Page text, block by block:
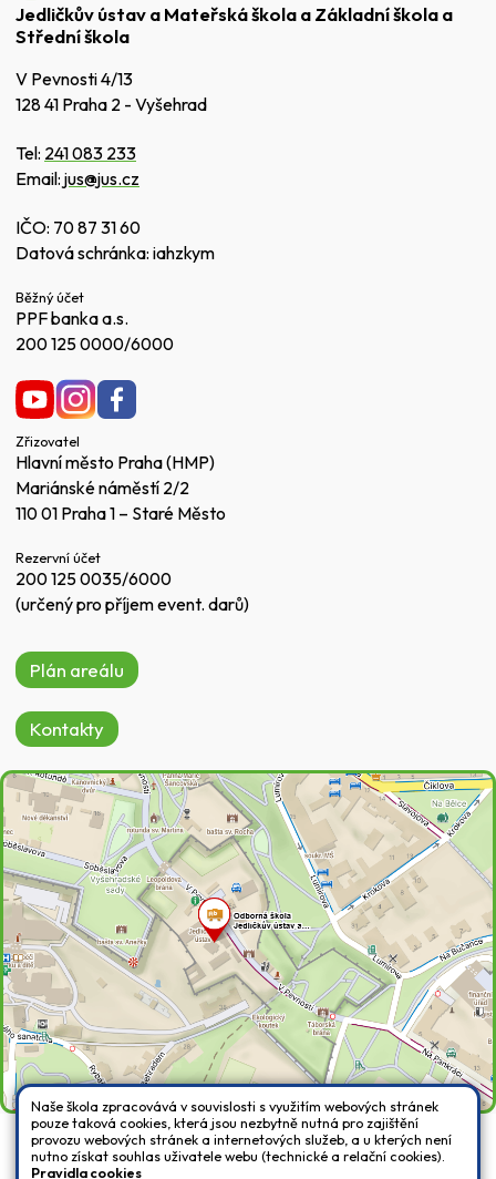
Jedličkův ústav a Mateřská škola a Základní škola a
Střední škola
V Pevnosti 4/13
128 41 Praha 2 - Vyšehrad
Tel: 241 083 233
Email: jus@jus.cz
IČO: 70 87 31 60
Datová schránka: iahzkym
Běžný účet
PPF banka a.s.
200 125 0000/6000
Zřizovatel
Hlavní město Praha (HMP)
Mariánské náměstí 2/2
110 01 Praha 1 – Staré Město
Rezervní účet
200 125 0035/6000
(určený pro příjem event. darů)
Plán areálu
Kontakty
Všechna práva vyhrazena. Copyright © 2026 |Mapa stránek|Přihlásit
Naše škola zpracovává v souvislosti s využitím webových stránek
pouze taková cookies, která jsou nezbytně nutná pro zajištění
provozu webových stránek a internetových služeb, a u kterých není
nutno získat souhlas uživatele webu (technické a relační cookies).
Pravidla cookies